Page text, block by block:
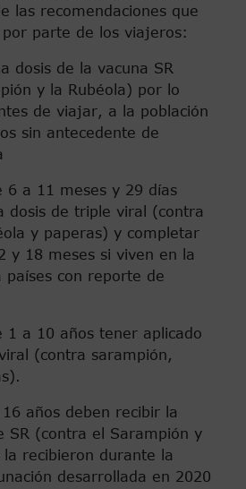
las recomendaciones que
parte de los viajeros:
dosis de la vacuna SR
y la Rubéola) por lo
de viajar, a la población
sin antecedente de
6 a 11 meses y 29 días
dosis de triple viral (contra
y paperas) y completar
y 18 meses si viven en la
países con reporte de
1 a 10 años tener aplicado
(contra sarampión,
años deben recibir la
SR (contra el Sarampión y
la recibieron durante la
desarrollada en 2020